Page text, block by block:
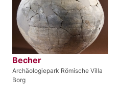
Becher
Archäologiepark Römische Villa
Borg